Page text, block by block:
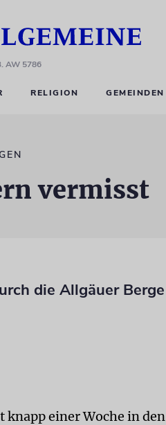
AW 5786
RELIGION GEMEINDEN
vermisst
die Allgäuer Berge
einer Woche in den